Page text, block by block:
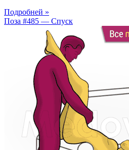
Подробней »
Поза #485 — Спуск